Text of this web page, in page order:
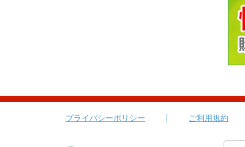
プライバシーポリシー ご利用規約